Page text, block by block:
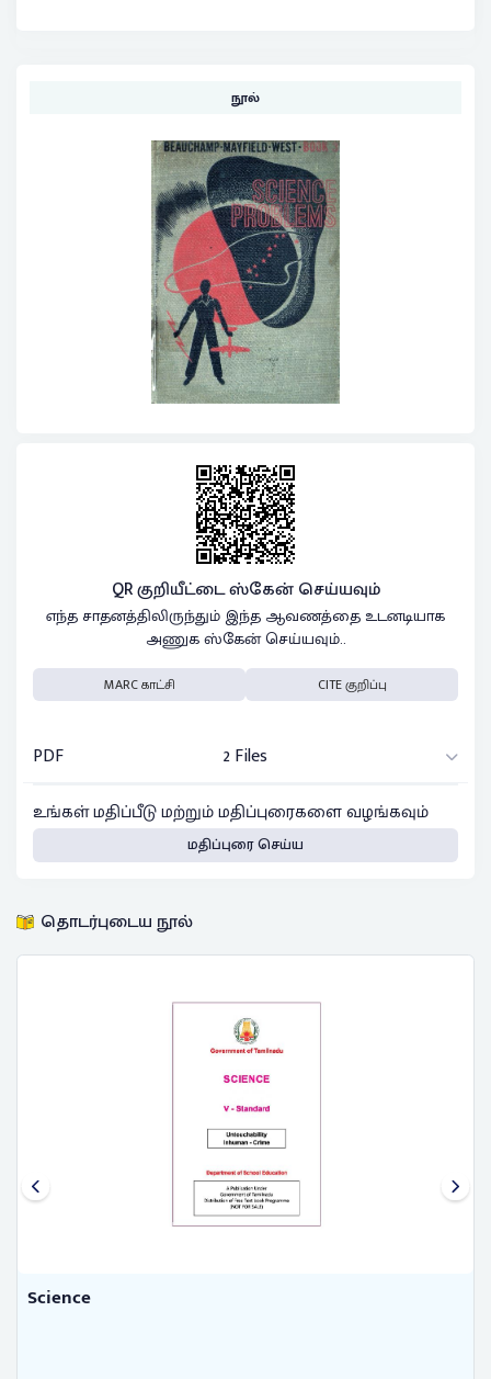
நூல்
QR குறியீட்டை ஸ்கேன் செய்யவும்
எந்த சாதனத்திலிருந்தும் இந்த ஆவணத்தை உடனடியாக
அணுக ஸ்கேன் செய்யவும்..
MARC காட்சி CITE குறிப்பு
PDF
2 Files
உங்கள் மதிப்பீடு மற்றும் மதிப்புரைகளை வழங்கவும்
மதிப்புரை செய்ய
தொடர்புடைய நூல்
Science